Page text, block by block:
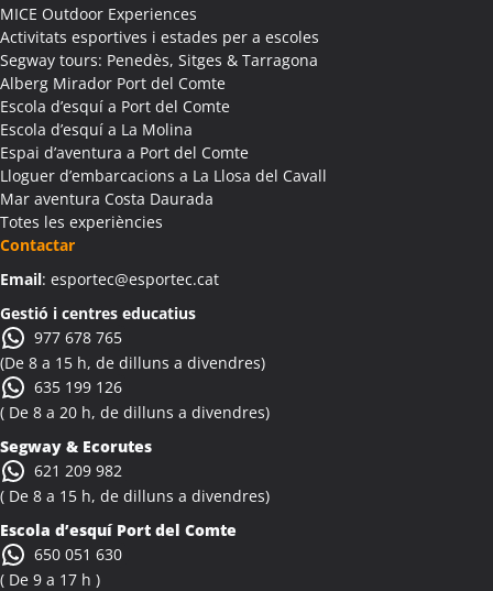
Colònies Escolars Albanyà
Activitats Teambuilding Empreses Albatàrrec
Activitats Família Amics Albatàrrec
Colònies Escolars Albatàrrec
Activitats Teambuilding Empreses Albesa
Activitats Família Amics Albesa
Colònies Escolars Albesa
Activitats Teambuilding Empreses Albi
Activitats Família Amics Albi
Colònies Escolars Albi
Activitats Teambuilding Empreses Albinyana
Activitats Família Amics Albinyana
Colònies Escolars Albinyana
Activitats Teambuilding Empreses Albiol
Activitats Família Amics Albiol
Colònies Escolars Albiol
Activitats Teambuilding Empreses Albocàsser
Colònies Escolars Albocàsser
Activitats Teambuilding Empreses Albons
MICE Outdoor Experiences
Activitats esportives i estades per a escoles
Segway tours: Penedès, Sitges & Tarragona
Alberg Mirador Port del Comte
Escola d’esquí a Port del Comte
Escola d’esquí a La Molina
Espai d’aventura a Port del Comte
Lloguer d’embarcacions a La Llosa del Cavall
Mar aventura Costa Daurada
Totes les experiències
Contactar
Email: esportec@esportec.cat
Gestió i centres educatius
977 678 765
(De 8 a 15 h, de dilluns a divendres)
635 199 126
( De 8 a 20 h, de dilluns a divendres)
Segway & Ecorutes
621 209 982
( De 8 a 15 h, de dilluns a divendres)
Escola d’esquí Port del Comte
650 051 630
( De 9 a 17 h )